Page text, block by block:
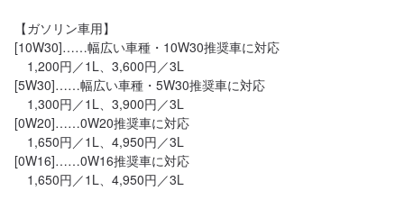
【ガソリン車用】
[10W30]……幅広い車種・10W30推奨車に対応
1,200円／1L、3,600円／3L
[5W30]……幅広い車種・5W30推奨車に対応
1,300円／1L、3,900円／3L
[0W20]……0W20推奨車に対応
1,650円／1L、4,950円／3L
[0W16]……0W16推奨車に対応
1,650円／1L、4,950円／3L